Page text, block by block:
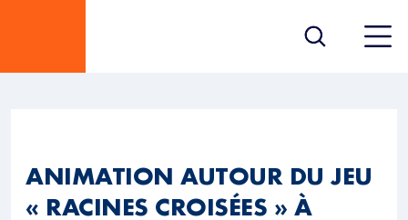
ANIMATION AUTOUR DU JEU
« RACINES CROISÉES » À